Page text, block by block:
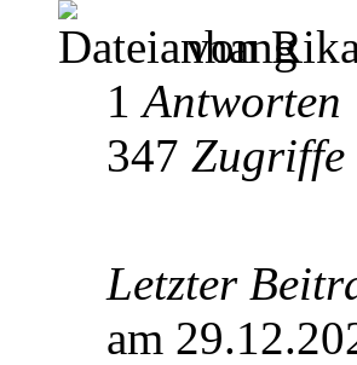
von
1Antworten
347 Zugriffe
Letzter
am